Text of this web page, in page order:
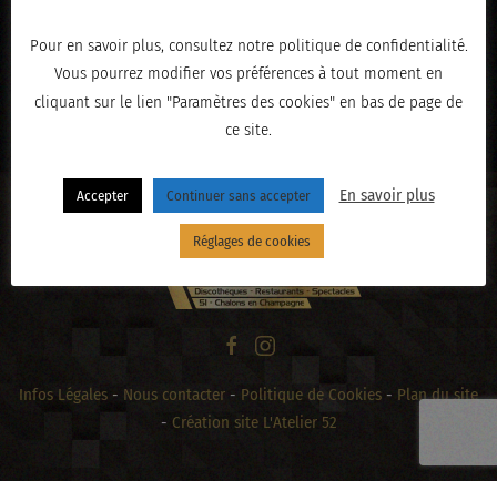
« PRÉCÉDENT
Infos Légales - Nous contacter - Politique de Cookies - Plan du site
- Création site L'Atelier 52
Pour en savoir plus, consultez notre politique de confidentialité.
Vous pourrez modifier vos préférences à tout moment en
cliquant sur le lien "Paramètres des cookies" en bas de page de
ce site.
Accepter Continuer sans accepter En savoir plus
Réglages de cookies